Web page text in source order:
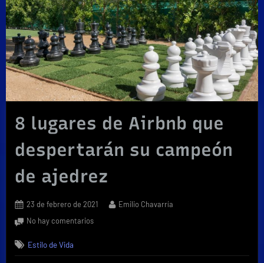
8 lugares de Airbnb que
despertarán su campeón
de ajedrez
Posted
on
23 de febrero de 2021 By
Emilio Chavarría
No hay comentariosen
de
Estilo de Vida